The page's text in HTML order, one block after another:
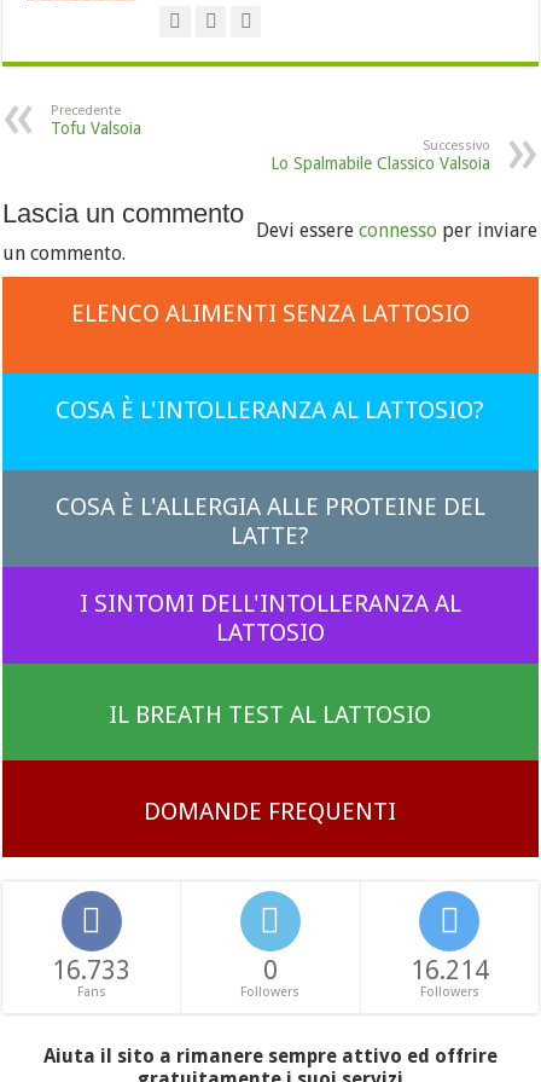
Precedente
Tofu Valsoia
Successivo
Lo Spalmabile Classico Valsoia
Lascia un commento
Devi essereconnesso per inviare
un commento.
ELENCO ALIMENTI SENZA LATTOSIO
COSA È L'INTOLLERANZA AL LATTOSIO?
COSA È L'ALLERGIA ALLE PROTEINE DEL
LATTE?
I SINTOMI DELL'INTOLLERANZA AL
LATTOSIO
IL BREATH TEST AL LATTOSIO
DOMANDE FREQUENTI
16.733
Fans
0
Followers
16.214
Followers
Aiuta il sito a rimanere sempre attivo ed offrire